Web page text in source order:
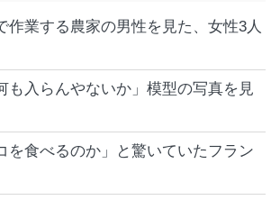
作業する農家の男性を見た、女性3人
も入らんやないか」模型の写真を見
を食べるのか」と驚いていたフラン